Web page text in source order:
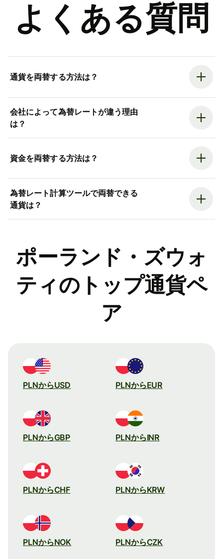
よくある質問
通貨を両替する方法は？
会社によって為替レートが違う理由
は？
資金を両替する方法は？
為替レート計算ツールで両替できる
通貨は？
ポーランド・ズウォ
ティのトップ通貨ペ
ア
PLNからUSD PLNからEUR
PLNからGBP PLNからINR
PLNからCHF PLNからKRW
PLNからNOK PLNからCZK